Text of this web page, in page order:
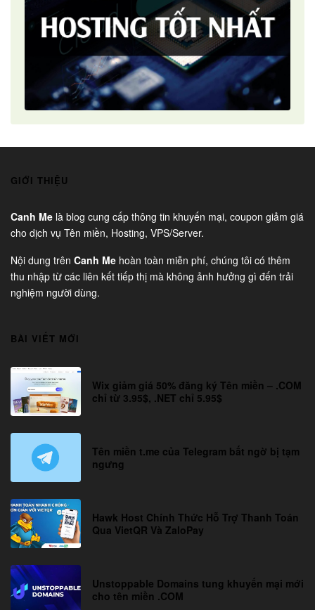
GIỚI THIỆU
Canh Melà blog cung cấp thông tin khuyến mại, coupon giảm giá
cho dịch vụ Tên miền, Hosting, VPS/Server.
Nội dung trên Canh Mehoàn toàn miễn phí, chúng tôi có thêm
thu nhập từ các liên kết tiếp thị mà không ảnh hưởng gì đến trải
nghiệm người dùng.
BÀI VIẾT MỚI
Wix giảm giá 50% đăng ký Tên miền – .COM
chỉ từ 3.95$, .NET chỉ 5.95$
Tên miền t.me của Telegram bất ngờ bị tạm
ngưng
Hawk Host Chính Thức Hỗ Trợ Thanh Toán
Qua VietQR Và ZaloPay
Unstoppable Domains tung khuyến mại mới
cho tên miền .COM